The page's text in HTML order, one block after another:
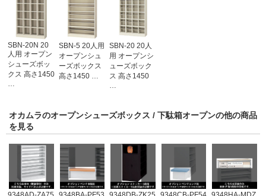
SBN-20N 20
人用 オープン
シューズボッ
クス 高さ1450
…
SBN-5 20人用
オープンシュ
ーズボックス
高さ1450 …
SBN-20 20人
用 オープンシ
ューズボック
ス 高さ1450
…
オカムラのオープンシューズボックス / 下駄箱オープンの他の商品
を見る